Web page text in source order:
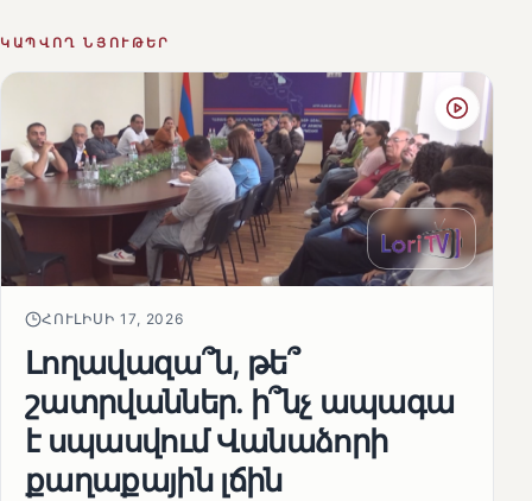
ԿԱՊՎՈՂ ՆՅՈՒԹԵՐ
ՀՈՒԼԻՍԻ 17, 2026
Լողավազա՞ն, թե՞
շատրվաններ. ի՞նչ ապագա
է սպասվում Վանաձորի
քաղաքային լճին